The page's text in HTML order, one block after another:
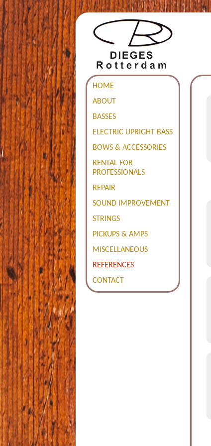
HOME
ABOUT
BASSES
ELECTRIC UPRIGHT BASS
BOWS & ACCESSORIES
RENTAL FOR
PROFESSIONALS
REPAIR
SOUND IMPROVEMENT
STRINGS
PICKUPS & AMPS
MISCELLANEOUS
REFERENCES
CONTACT